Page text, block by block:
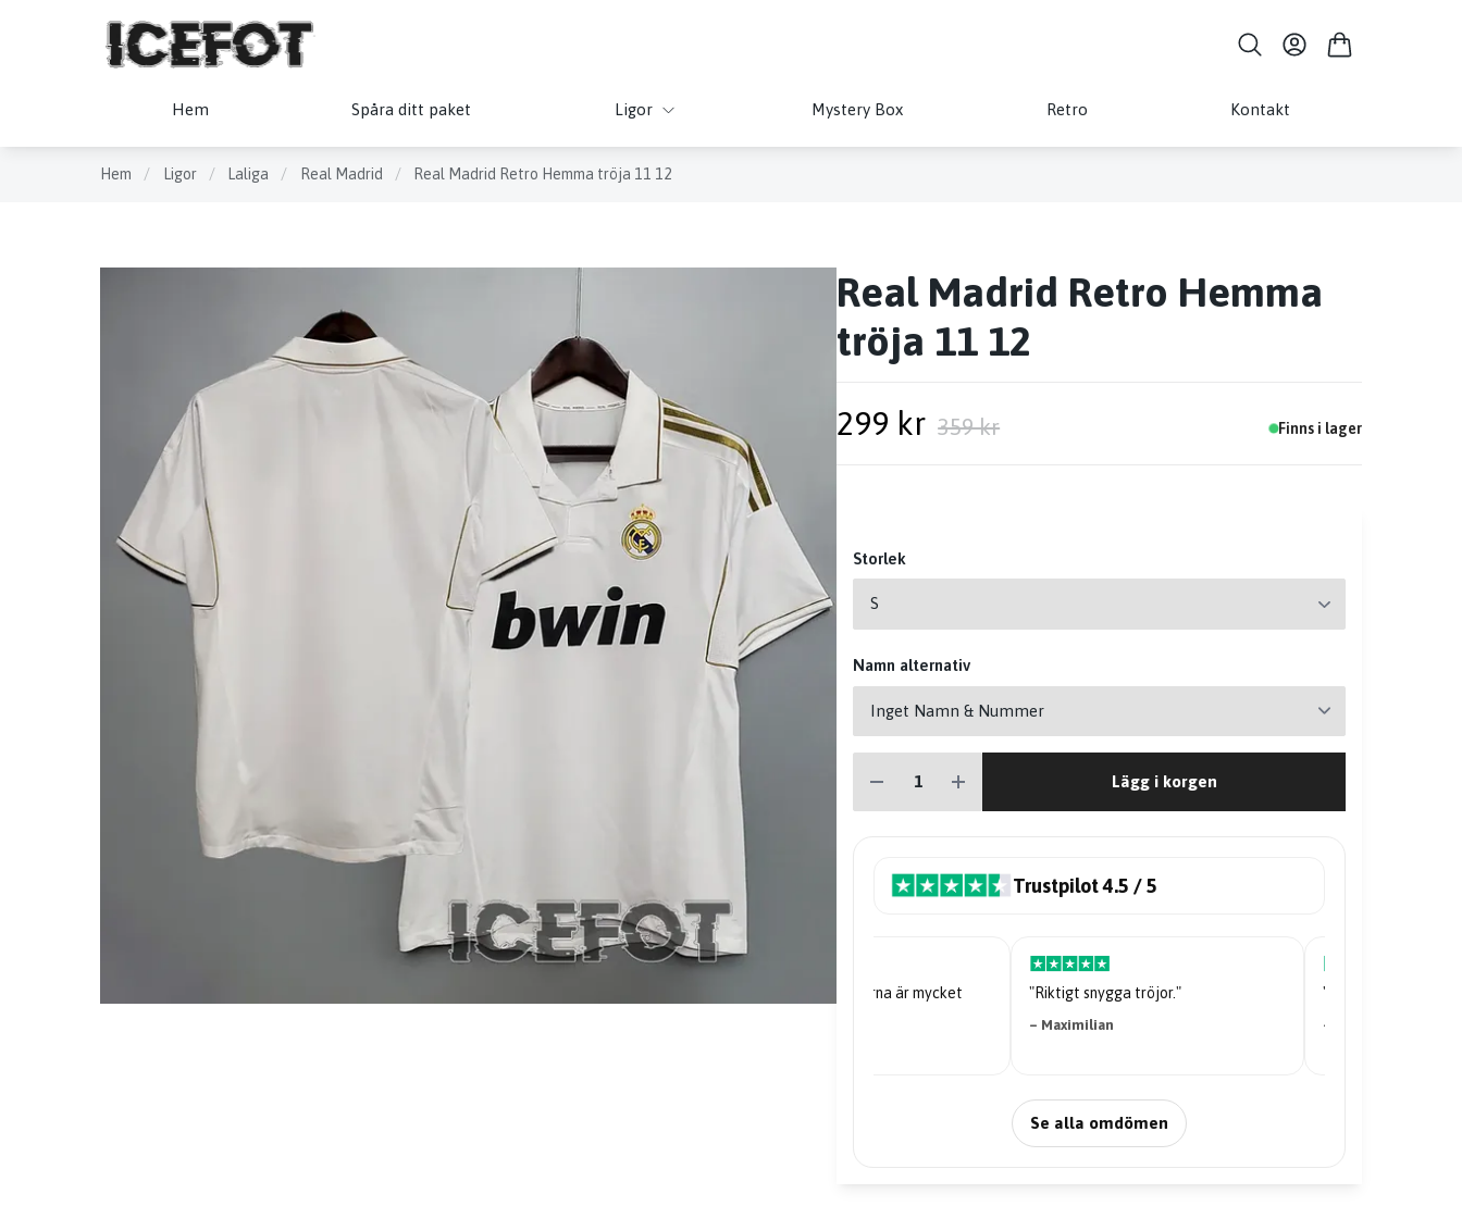
Hem Spåra ditt paket Ligor Mystery Box Retro Kontakt
Hem / Ligor / Laliga / Real Madrid / Real Madrid Retro Hemma tröja 11 12
Real Madrid Retro Hemma
tröja 11 12
299 kr 359 kr Finns i lager
Storlek
Namn alternativ
Lägg i korgen
Trustpilot 4.5 / 5
"Mycket nöjd... priserna är mycket
"Riktigt snygga tröjor."
– Maximilian
"Kvaliteten på tröjan är
– Nabil Abdi
Se alla omdömen